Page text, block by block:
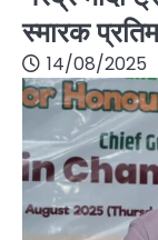
स्मारक
14/08/2025